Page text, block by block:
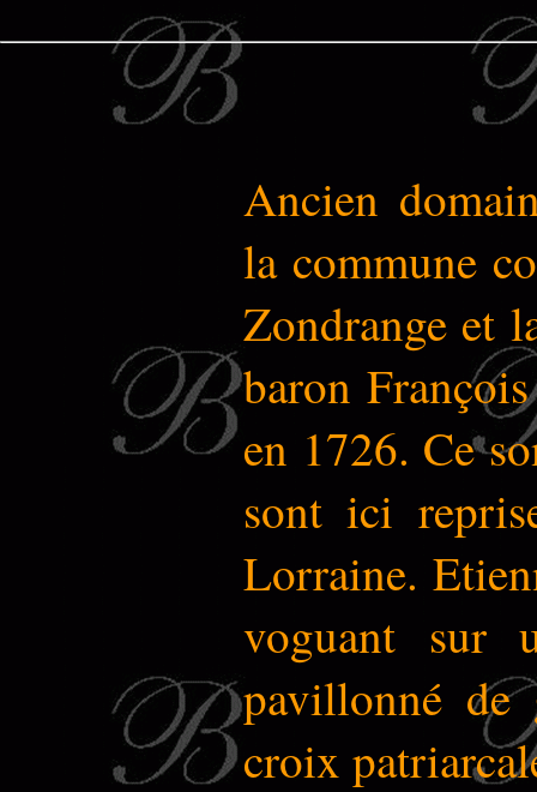
Ancien
la commune
Zondrange et
baron
en 1726. Ce
sont ici
Lorraine.
voguant sur
pavillonné de
croix